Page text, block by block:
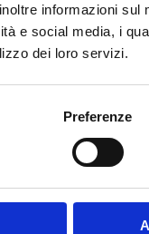
informazioni
e social media, i
dei loro servizi.
Preferenze
BANCARIA N.